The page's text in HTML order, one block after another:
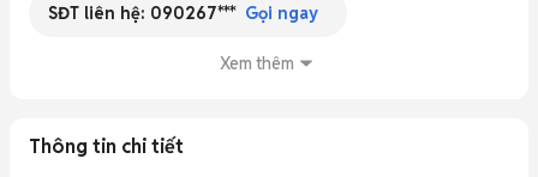
cổng kết nối: USB x3, VGA,  HDMI, Type C x1
Đặt biệt: Trọng lượng máy chỉ 1.2Kg, Made In Japan
Kết bạn Zalo trao đổi.
Phụ kiện: Sạc, túi chống sốc, chuột
SĐT liên hệ: 090267*** Gọi ngay
Xem thêm
Thông tin chi tiết